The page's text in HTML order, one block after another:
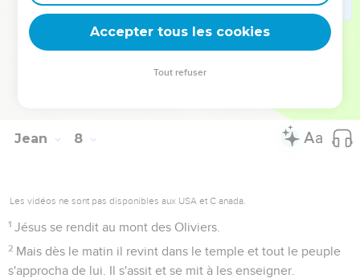
Jésus et la femme adultère
Ils lui répondirent : « Es-tu, toi aussi, de la Galilée ?
Jean 8
Les vidéos ne sont pas disponibles aux USA et C anada.
1 Jésus se rendit au mont des Oliviers.
2 Mais dès le matin il revint dans le temple et tout le peuple
s'approcha de lui. Il s'assit et se mit à les enseigner.
Accepter tous les cookies
Tout refuser